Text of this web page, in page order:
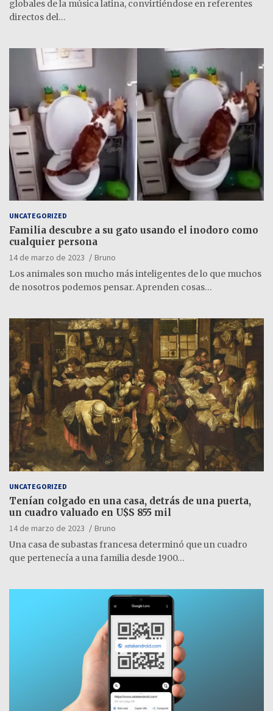
globales de la música latina, convirtiéndose en referentes
directos del…
UNCATEGORIZED
Familia descubre a su gato usando el inodoro como
cualquier persona
14 de marzo de 2023
Bruno
Los animales son mucho más inteligentes de lo que muchos
de nosotros podemos pensar. Aprenden cosas…
UNCATEGORIZED
Tenían colgado en una casa, detrás de una puerta,
un cuadro valuado en U$S 855 mil
14 de marzo de 2023
Bruno
Una casa de subastas francesa determinó que un cuadro
que pertenecía a una familia desde 1900…